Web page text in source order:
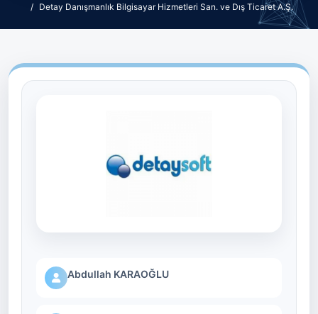
Detay Danışmanlık Bilgisayar Hizmetleri San. ve Dış Ticaret A.Ş.
Abdullah KARAOĞLU